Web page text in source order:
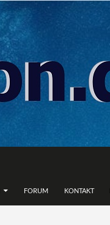
FORUM KONTAKT